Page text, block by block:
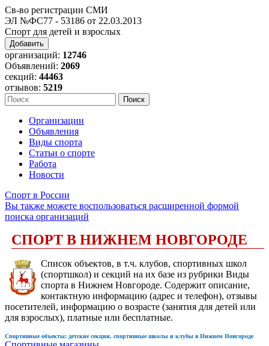
Св-во регистрации СМИ
ЭЛ №ФС77 - 53186 от 22.03.2013
Спорт для детей и взрослых
Добавить
организаций: 12746
Объявлений: 2069
секций: 44463
отзывов: 5219
Организации
Объявления
Виды спорта
Статьи о спорте
Работа
Новости
Спорт в России
Вы также можете воспользоваться расширенной формой
поиска организаций
СПОРТ В НИЖНЕМ НОВГОРОДЕ
Список объектов, в т.ч. клубов, спортивных школ
(спортшкол) и секций на их базе из рубрики Виды
спорта в Нижнем Новгороде. Содержит описание,
контактную информацию (адрес и телефон), отзывы
посетителей, информацию о возрасте (занятия для детей или
для взрослых), платные или бесплатные.
Спортивные объекты: детские секции, спортивные школы и клубы в Нижнем Новгороде